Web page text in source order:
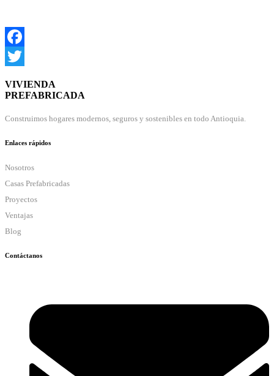
Facebook
VIVIENDA
PREFABRICADA
Construimos hogares modernos, seguros y sostenibles en todo Antioquia.
Enlaces rápidos
Nosotros
Casas Prefabricadas
Proyectos
Ventajas
Blog
Contáctanos